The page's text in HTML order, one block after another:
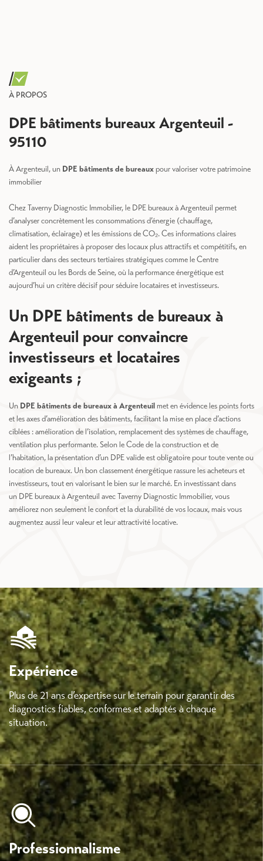
À PROPOS
DPE bâtiments bureaux Argenteuil -
95110
À Argenteuil, un DPE bâtiments de bureauxpour valoriser votre patrimoine
immobilier
Chez Taverny Diagnostic Immobilier, le DPE bureaux à Argenteuil permet
d’analyser concrètement les consommations d’énergie (chauffage,
climatisation, éclairage) et les émissions de CO₂. Ces informations claires
aident les propriétaires à proposer des locaux plus attractifs et compétitifs, en
particulier dans des secteurs tertiaires stratégiques comme le Centre
d’Argenteuil ou les Bords de Seine, où la performance énergétique est
aujourd’hui un critère décisif pour séduire locataires et investisseurs.
Un DPE bâtiments de bureaux à
Argenteuil pour convaincre
investisseurs et locataires
exigeants ;
Un DPE bâtiments de bureaux à Argenteuilmet en évidence les points forts
et les axes d’amélioration des bâtiments, facilitant la mise en place d’actions
ciblées : amélioration de l’isolation, remplacement des systèmes de chauffage,
ventilation plus performante. Selon le Code de la construction et de
l’habitation, la présentation d’un DPE valide est obligatoire pour toute vente ou
location de bureaux. Un bon classement énergétique rassure les acheteurs et
investisseurs, tout en valorisant le bien sur le marché. En investissant dans
un DPE bureaux à Argenteuil avec Taverny Diagnostic Immobilier, vous
améliorez non seulement le confort et la durabilité de vos locaux, mais vous
augmentez aussi leur valeur et leur attractivité locative.
Expérience
Plus de 21 ans d’expertise sur le terrain pour garantir des
diagnostics fiables, conformes et adaptés à chaque
situation.
Professionnalisme